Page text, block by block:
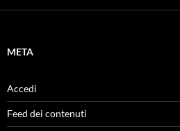
META
Accedi
Feed dei contenuti